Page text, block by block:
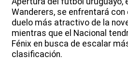
Wanderers, se enfrentará con
duelo más atractivo de la
mientras que el Nacional
Fénix en busca de escalar
clasificación.